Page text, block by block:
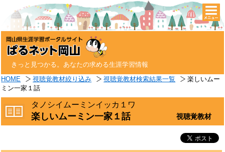
きっと見つかる。あなたの求める生涯学習情報
HOME 視聴覚教材絞り込み 視聴覚教材検索結果一覧
楽しいムー
ミン一家１話
タノシイムーミンイッカ１ワ
楽しいムーミン一家１話 視聴覚教材